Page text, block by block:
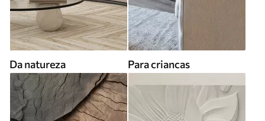
Da natureza Para criancas